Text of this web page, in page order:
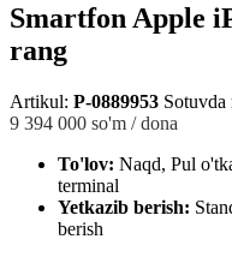
Smartfon Apple
rang
Artikul: P-0889953 Sotuvda
9 394 000 so'm / dona
To'lov: Naqd, Pul
terminal
Yetkazib berish:
berish